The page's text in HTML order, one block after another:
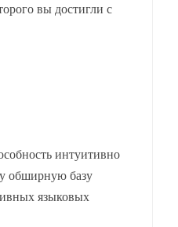
вы достигли с
интуитивно
обширную базу
языковых